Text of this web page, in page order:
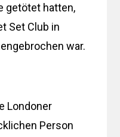
getötet hatten,
Set Club in
war.
Londoner
Person